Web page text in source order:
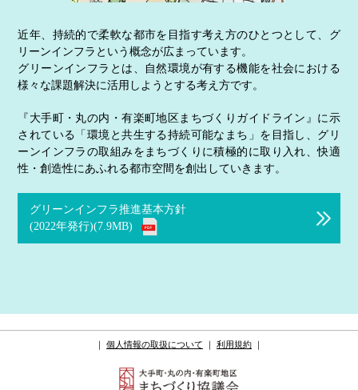
近年、持続的で柔軟な都市を目指す考え方のひとつとして、グ
リーンインフラという概念が広まっています。
グリーンインフラとは、自然環境が有する機能を社会における
様々な課題解決に活用しようとする考え方です。
『大手町・丸の内・有楽町地区まちづくりガイドライン』に示
されている「環境と共生する持続可能なまち」を目指し、グリ
ーンインフラの取組みをまちづくりに積極的に取り入れ、快適
性・創造性にあふれる都市空間を創出していきます。
グリーンインフラ推進基本方針
(2022年発行)(7.9MB)
｜ 個人情報の取扱について ｜ 利用規約｜